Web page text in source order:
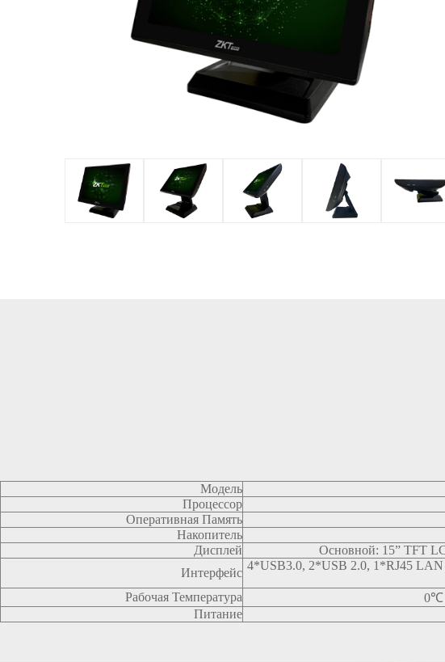
PTZ видеокамеры
POS периферия
Антикражное
оборудование
POS терминалы
Модель
Процессор
Оперативная Память
Накопитель
Дисплей
Основной: 15” TFT
Интерфейс
4*USB3.0, 2*USB 2.0, 1*RJ45
Рабочая Температура
0℃
Питание